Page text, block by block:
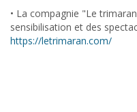
• La compagnie "Le
sensibilisation et des
https://letrimaran.com/